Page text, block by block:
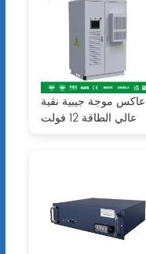
عاكس موجة جيبية نقية
عالي الطاقة 12 فولت